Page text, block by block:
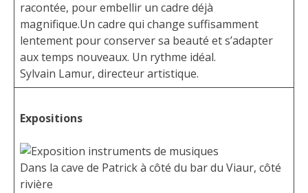
racontée, pour embellir un cadre déjà
magnifique.Un cadre qui change suffisamment
lentement pour conserver sa beauté et s’adapter
aux temps nouveaux. Un rythme idéal.
Sylvain Lamur, directeur artistique.
Expositions
Dans la cave de Patrick à côté du bar du Viaur, côté
rivière